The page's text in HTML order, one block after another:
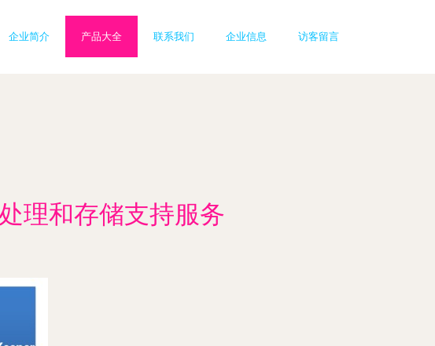
企业简介 产品大全 联系我们 企业信息 访客留言
理和存储支持服务